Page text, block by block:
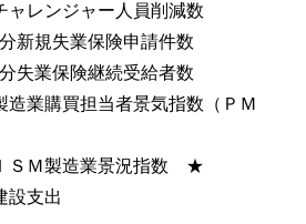
レンジャー人員削減数
新規失業保険申請件数
失業保険継続受給者数
業購買担当者景気指数（ＰＭ
ＳＭ製造業景況指数 ★
設支出